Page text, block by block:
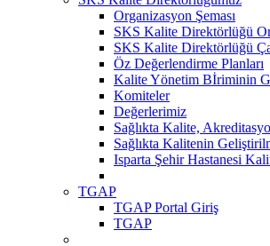
Organizasyon Şeması
SKS Kalite Direktörlüğü
SKS Kalite Direktörlüğü
Öz Değerlendirme Planları
Kalite Yönetim Bİriminin
Komiteler
Değerlerimiz
Sağlıkta Kalite,
Sağlıkta Kalitenin
Isparta Şehir Hastanesi
TGAP
TGAP Portal Giriş
TGAP